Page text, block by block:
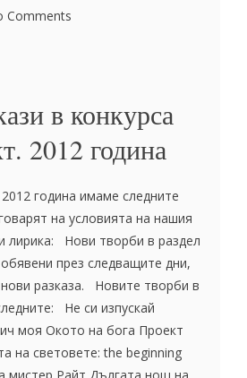
Comments
в конкурса
2012 година
година имаме следните
на условията на нашия
лирика: Нови творби в раздел
през следващите дни,
разказа. Новите творби в
Не си изпускай
моя Окото на бога Проект
на световете: the beginning